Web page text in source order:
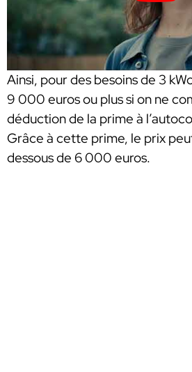
Ainsi, pour des besoins de 3
9 000 euros ou plus si on ne
déduction de la prime à
Grâce à cette prime, le prix
dessous de 6 000 euros.